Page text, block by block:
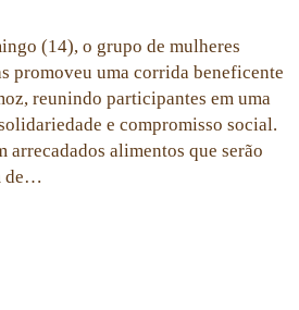
(14), o grupo de mulheres
promoveu uma corrida beneficente
reunindo participantes em uma
e compromisso social.
arrecadados alimentos que serão
de…